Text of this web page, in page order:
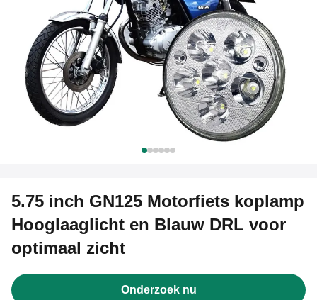
5.75 inch GN125 Motorfiets koplamp
Hooglaaglicht en Blauw DRL voor
optimaal zicht
Onderzoek nu